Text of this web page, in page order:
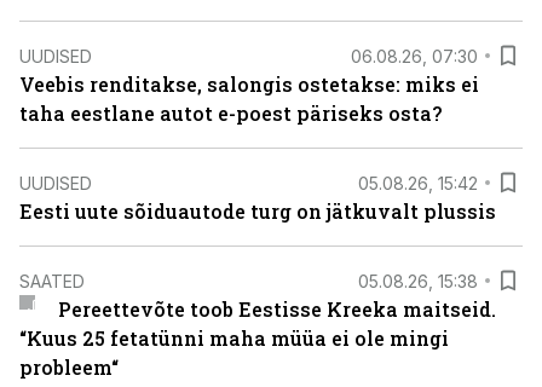
UUDISED 06.08.26, 07:30
Veebis renditakse, salongis ostetakse: miks ei
taha eestlane autot e-poest päriseks osta?
UUDISED 05.08.26, 15:42
Eesti uute sõiduautode turg on jätkuvalt plussis
SAATED 05.08.26, 15:38
Pereettevõte toob Eestisse Kreeka maitseid.
“Kuus 25 fetatünni maha müüa ei ole mingi
probleem“